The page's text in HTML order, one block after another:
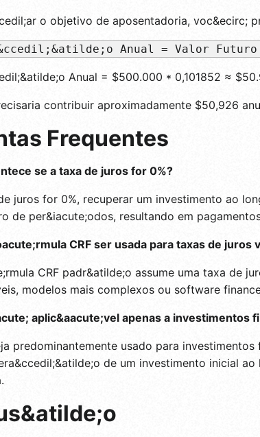
o objetivo de aposentadoria, voc&ecirc;
Anual = Valor Futuro
Anual = $500.000 * 0,101852 ≈
contribuir aproximadamente $50,926
Frequentes
se a taxa de juros for 0%?
juros for 0%, recuperar um investimento ao
de per&iacute;odos, resultando em
CRF ser usada para taxas de
CRF padr&atilde;o assume uma taxa de
modelos mais complexos ou software
aplic&aacute;vel apenas a investimentos
predominantemente usado para
de um investimento inicial